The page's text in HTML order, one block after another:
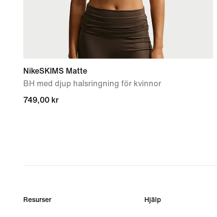
NikeSKIMS Matte
BH med djup halsringning för kvinnor
749,00 kr
749,00 kr
Resurser Hjälp